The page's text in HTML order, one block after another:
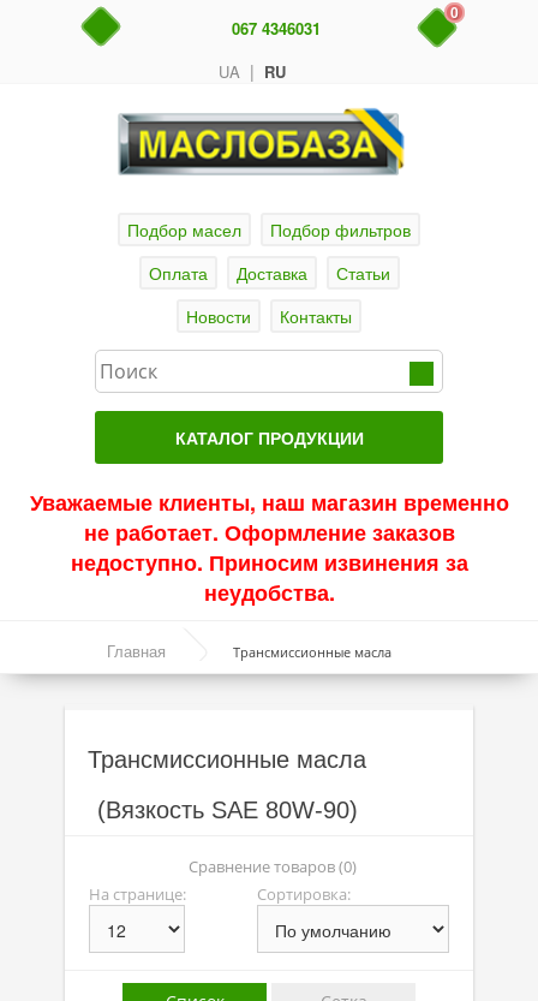
UA | RU
067 4346031
0
Подбор масел
Подбор фильтров
Оплата
Доставка
Статьи
Новости
Контакты
КАТАЛОГ ПРОДУКЦИИ
Актуальные продукты
Акции
Синтетические масла
Минеральные масла
Масло с молибденом
Линейка масел Molygen
Линейка масел Top Tec
Линейка масел Special Tec
Уважаемые клиенты, наш магазин временно
не работает. Оформление заказов
недоступно. Приносим извинения за
неудобства.
Главная Трансмиссионные масла
Трансмиссионные масла
(Вязкость SAE 80W-90)
Сравнение товаров (0)
На странице:
Сортировка: